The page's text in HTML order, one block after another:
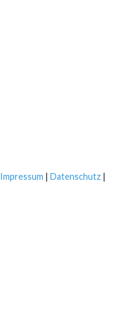
Impressum | Datenschutz |